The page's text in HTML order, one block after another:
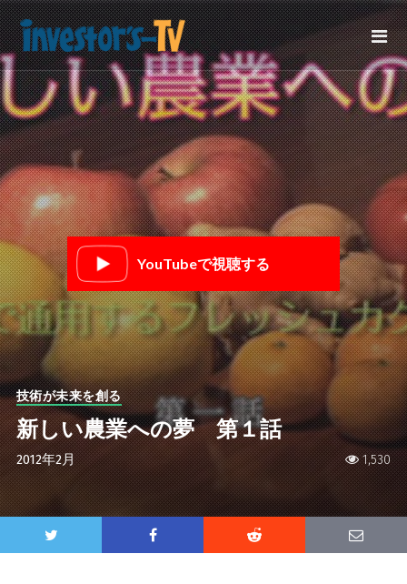
YouTubeで視聴する
1,530
技術が未来を創る
新しい農業への夢 第１話
2012年2月